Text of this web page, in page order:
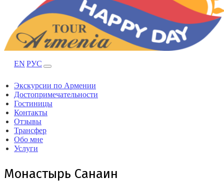
EN РУС
Экскурсии по Армении
Достопримечательности
Гостиницы
Контакты
Отзывы
Трансфер
Обо мне
Услуги
Монастырь Санаин